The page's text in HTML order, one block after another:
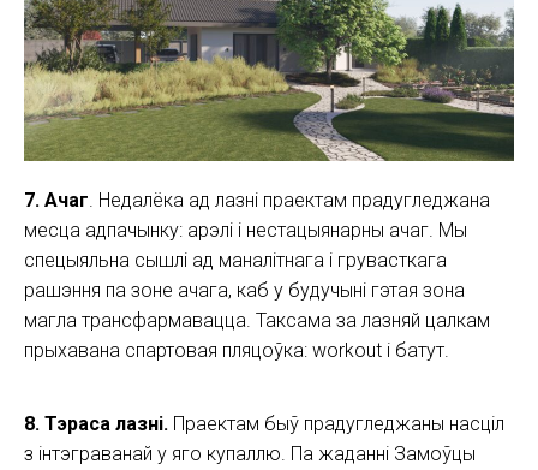
7. Ачаг . Недалёка ад лазні праектам прадугледжана
месца адпачынку: арэлі і нестацыянарны ачаг. Мы
спецыяльна сышлі ад маналітнага і грувасткага
рашэння па зоне ачага, каб у будучыні гэтая зона
магла трансфармавацца. Таксама за лазняй цалкам
прыхавана спартовая пляцоўка: workout і батут.
8. Тэраса лазні. Праектам быў прадугледжаны насціл
з інтэграванай у яго купаллю. Па жаданні Замоўцы